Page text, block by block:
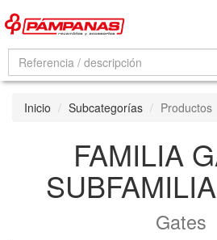
Inicio Subcategorías Productos
FAMILIA
Gates